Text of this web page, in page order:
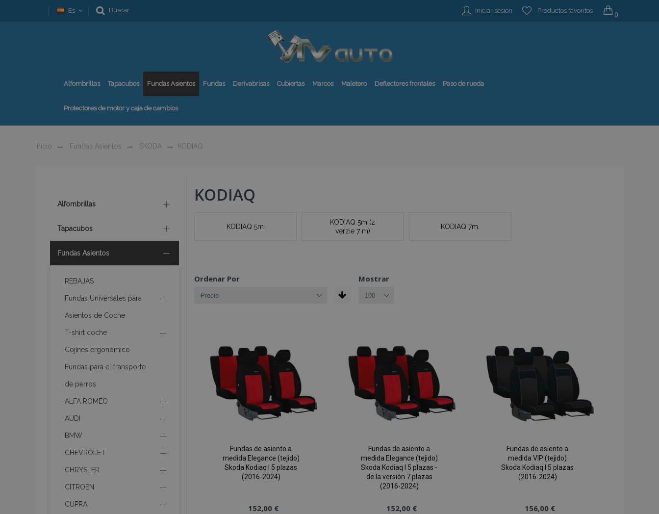
Es Buscar Iniciar sesión Productos favoritos 0
Alfombrillas Tapacubos Fundas Asientos Fundas Derivabrisas Cubiertas Marcos Maletero Deflectores frontales Paso de rueda
Protectores de motor y caja de cambios
Inicio Fundas Asientos SKODA KODIAQ
KODIAQ
KODIAQ 5m
KODIAQ 5m (z
verzie 7 m)
KODIAQ 7m.
Ordenar Por Mostrar
Fundas de asiento a
medida Elegance (tejido)
Skoda Kodiaq I 5 plazas
(2016-2024)
152,00 €
Fundas de asiento a
medida Elegance (tejido)
Skoda Kodiaq I 5 plazas -
de la versión 7 plazas
(2016-2024)
152,00 €
Fundas de asiento a
medida VIP (tejido)
Skoda Kodiaq I 5 plazas
(2016-2024)
156,00 €
Alfombrillas
Tapacubos
Fundas Asientos
REBAJAS
Fundas Universales para
Asientos de Coche
T-shirt coche
Cojínes ergonómico
Fundas para el transporte
de perros
ALFA ROMEO
AUDI
BMW
CHEVROLET
CHRYSLER
CITROEN
CUPRA